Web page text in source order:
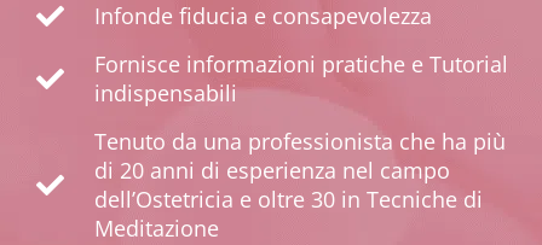
Infonde fiducia e consapevolezza
Fornisce informazioni pratiche e Tutorial
indispensabili
Tenuto da una professionista che ha più
di 20 anni di esperienza nel campo
dell’Ostetricia e oltre 30 in Tecniche di
Meditazione